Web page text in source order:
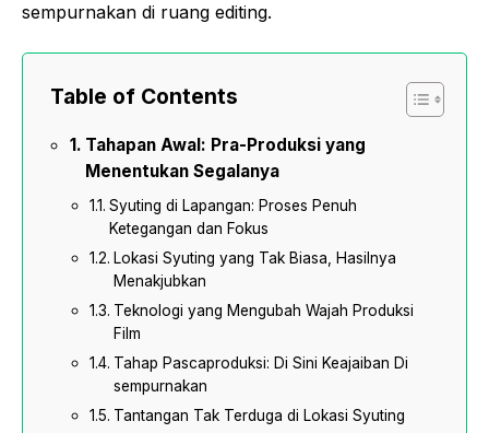
sempurnakan di ruang editing.
Table of Contents
Tahapan Awal: Pra-Produksi yang
Menentukan Segalanya
Syuting di Lapangan: Proses Penuh
Ketegangan dan Fokus
Lokasi Syuting yang Tak Biasa, Hasilnya
Menakjubkan
Teknologi yang Mengubah Wajah Produksi
Film
Tahap Pascaproduksi: Di Sini Keajaiban Di
sempurnakan
Tantangan Tak Terduga di Lokasi Syuting